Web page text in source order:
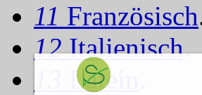
11 Französisch
12Italienisch.
Latein